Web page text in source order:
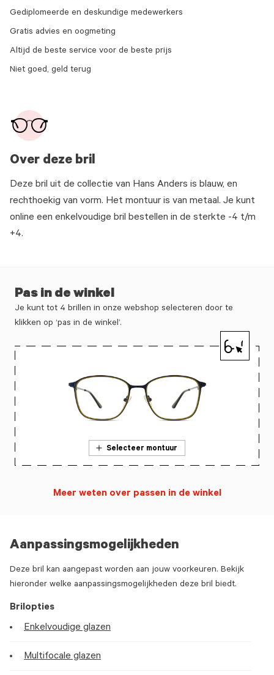
Over deze bril
Deze bril uit de collectie van Hans Anders is blauw, en
rechthoekig van vorm. Het montuur is van metaal. Je kunt
online een enkelvoudige bril bestellen in de sterkte -4 t/m
+4.
Gediplomeerde en deskundige medewerkers
Gratis advies en oogmeting
Altijd de beste service voor de beste prijs
Niet goed, geld terug
Aanpassingsmogelijkheden
Deze bril kan aangepast worden aan jouw voorkeuren. Bekijk
hieronder welke aanpassingsmogelijkheden deze bril biedt.
Brilopties
Enkelvoudige glazen
Multifocale glazen
Pas in de winkel
Je kunt tot 4 brillen in onze webshop selecteren door te
klikken op ‘pas in de winkel’.
Selecteer montuur
Meer weten over passen in de winkel